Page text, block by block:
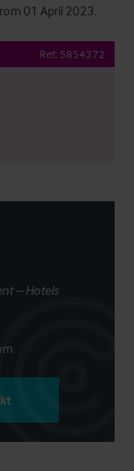
01 April 2023.
Ref: 5854372
– Hotels